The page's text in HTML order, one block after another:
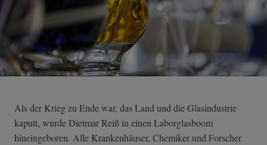
Als der Krieg zu Ende war, das Land und die Glasindustrie
kaputt, wurde Dietmar Reiß in einen Laborglasboom
hineingeboren. Alle Krankenhäuser, Chemiker und Forscher